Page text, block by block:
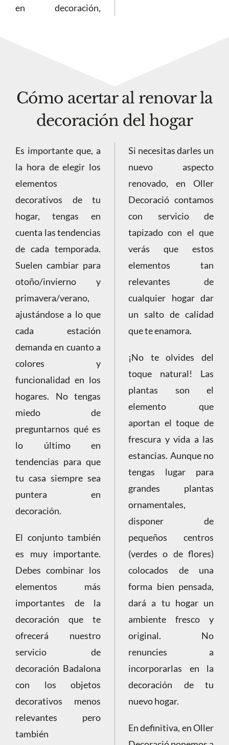
en decoración,
Cómo acertar al renovar la
decoración del hogar
Es importante que, a
la hora de elegir los
elementos
decorativos de tu
hogar, tengas en
cuenta las tendencias
de cada temporada.
Suelen cambiar para
otoño/invierno y
primavera/verano,
ajustándose a lo que
cada estación
demanda en cuanto a
colores y
funcionalidad en los
hogares. No tengas
miedo de
preguntarnos qué es
lo último en
tendencias para que
tu casa siempre sea
puntera en
decoración.
El conjunto también
es muy importante.
Debes combinar los
elementos más
importantes de la
decoración que te
ofrecerá nuestro
servicio de
decoración Badalona
con los objetos
decorativos menos
relevantes pero
también
Si necesitas darles un
nuevo aspecto
renovado, en Oller
Decoració contamos
con servicio de
tapizado con el que
verás que estos
elementos tan
relevantes de
cualquier hogar dar
un salto de calidad
que te enamora.
¡No te olvides del
toque natural! Las
plantas son el
elemento que
aportan el toque de
frescura y vida a las
estancias. Aunque no
tengas lugar para
grandes plantas
ornamentales,
disponer de
pequeños centros
(verdes o de flores)
colocados de una
forma bien pensada,
dará a tu hogar un
ambiente fresco y
original. No
renuncies a
incorporarlas en la
decoración de tu
nuevo hogar.
En definitiva, en Oller